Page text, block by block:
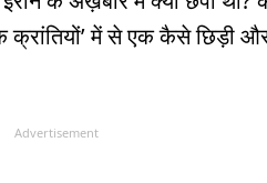
क्रांतियों’ में से एक कैसे छिड़ी
Advertisement